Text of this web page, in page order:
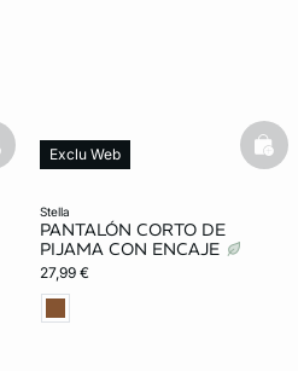
stella
PANTALÓN CORTO DE
PIJAMA CON ENCAJE
27,99 €
Exclu Web